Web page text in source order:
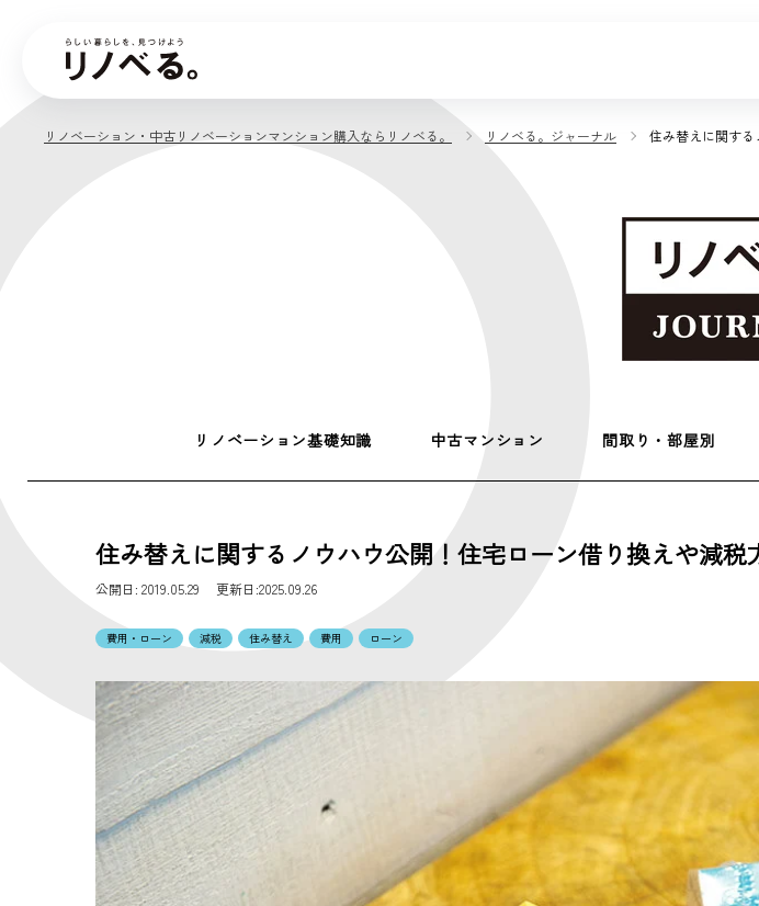
リノベーション・中古リノベーションマンション購入ならリノベる。 リノベる。ジャーナル 住み替えに関す
リノベーション基礎知識 中古マンション 間取り・部屋別
住み替えに関するノウハウ公開！住宅ローン借り換えや減税
公開日: 2019.05.29 更新日:2025.09.26
費用・ローン 減税 住み替え 費用 ローン